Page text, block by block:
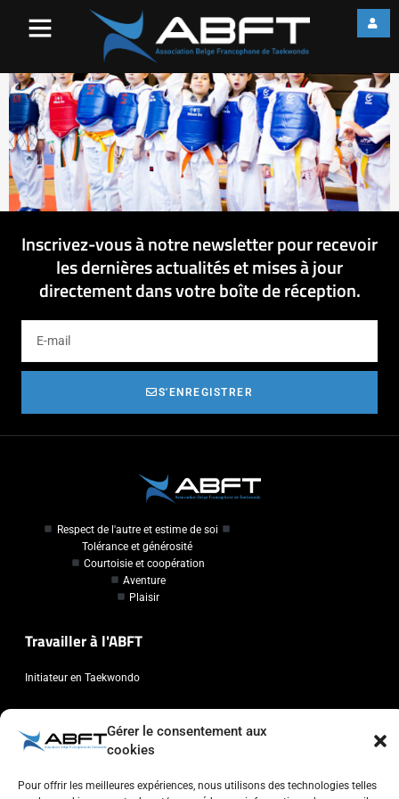
Gérer le consentement aux
cookies
Pour offrir les meilleures expériences, nous utilisons des technologies telles
Inscrivez-vous à notre newsletter pour recevoir
les dernières actualités et mises à jour
directement dans votre boîte de réception.
S'ENREGISTRER
Respect de l'autre et estime de soi
Tolérance et générosité
Courtoisie et coopération
Aventure
Plaisir
Travailler à l'ABFT
Initiateur en Taekwondo
Association Belge Francophone de Taekwondo
Chaussée de Wavre, 2057 - 1160 Auderghem